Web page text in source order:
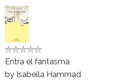
Entra el fantasma
by Isabella Hammad